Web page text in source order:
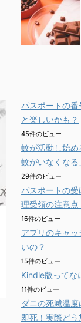
パスポートの番
と楽しいかも？
45件のビュー
蚊が活動し始め
蚊がいなくなる
29件のビュー
パスポートの
理受領の注意点
16件のビュー
アプリのキャ
いの？
15件のビュー
Kindle版ってな
11件のビュー
ダニの死滅温
即死！実際どう